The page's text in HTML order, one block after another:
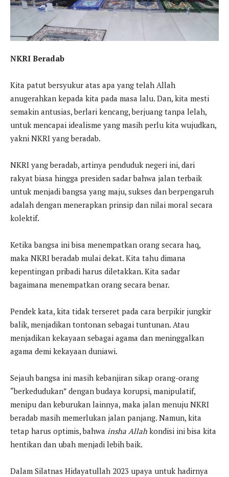
NKRI Beradab
Kita patut bersyukur atas apa yang telah Allah
anugerahkan kepada kita pada masa lalu. Dan, kita mesti
semakin antusias, berlari kencang, berjuang tanpa lelah,
untuk mencapai idealisme yang masih perlu kita wujudkan,
yakni NKRI yang beradab.
NKRI yang beradab, artinya penduduk negeri ini, dari
rakyat biasa hingga presiden sadar bahwa jalan terbaik
untuk menjadi bangsa yang maju, sukses dan berpengaruh
adalah dengan menerapkan prinsip dan nilai moral secara
kolektif.
Ketika bangsa ini bisa menempatkan orang secara haq,
maka NKRI beradab mulai dekat. Kita tahu dimana
kepentingan pribadi harus diletakkan. Kita sadar
bagaimana menempatkan orang secara benar.
Pendek kata, kita tidak terseret pada cara berpikir jungkir
balik, menjadikan tontonan sebagai tuntunan. Atau
menjadikan kekayaan sebagai agama dan meninggalkan
agama demi kekayaan duniawi.
Sejauh bangsa ini masih kebanjiran sikap orang-orang
“berkedudukan” dengan budaya korupsi, manipulatif,
menipu dan keburukan lainnya, maka jalan menuju NKRI
beradab masih memerlukan jalan panjang. Namun, kita
tetap harus optimis, bahwa insha Allah kondisi ini bisa kita
hentikan dan ubah menjadi lebih baik.
Dalam Silatnas Hidayatullah 2023 upaya untuk hadirnya